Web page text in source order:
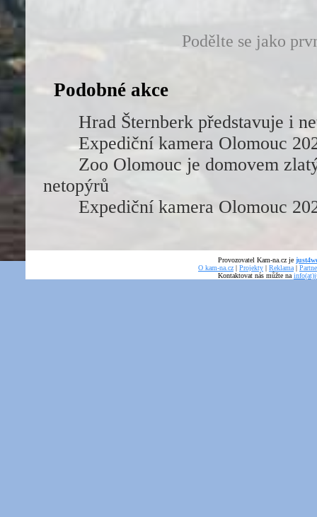
Podělte se jako
Podobné akce
Hrad Šternberk představuje i
Expediční kamera Olomouc
Zoo Olomouc je domovem
netopýrů
Expediční kamera Olomouc
Provozovatel Kam-na.cz je
O kam-na.cz | Projekty | Reklama |
Kontaktovat nás můžte na